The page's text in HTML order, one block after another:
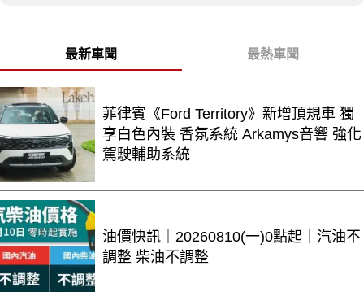
最新車聞 最熱車聞
菲律賓《Ford Territory》新增頂規車 獨
享白色內裝 香氛系統 Arkamys音響 強化
駕駛輔助系統
油價快訊｜20260810(一)0點起｜汽油不
調整 柴油不調整